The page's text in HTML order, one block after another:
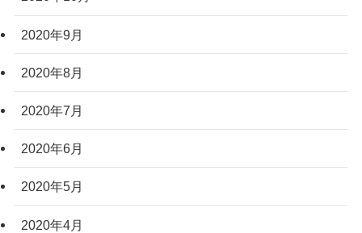
2020年9月
2020年8月
2020年7月
2020年6月
2020年5月
2020年4月